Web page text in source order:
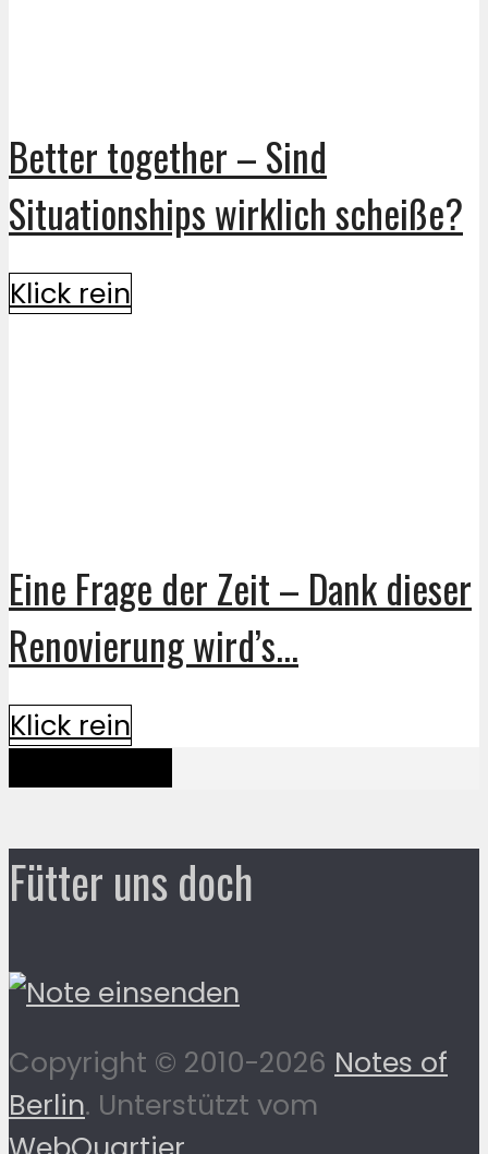
Better together – Sind
Situationships wirklich scheiße?
Klick rein
Eine Frage der Zeit – Dank dieser
Renovierung wird’s...
Klick rein
Fütter uns doch
Copyright © 2010-2026 Notes of
Berlin. Unterstützt vom